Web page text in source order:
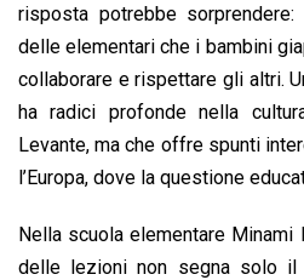
risposta potrebbe
delle elementari che i bambini
collaborare e rispettare gli altri.
ha radici profonde nella
Levante, ma che offre spunti
l’Europa, dove la questione
Nella scuola elementare Minami
delle lezioni non segna solo il